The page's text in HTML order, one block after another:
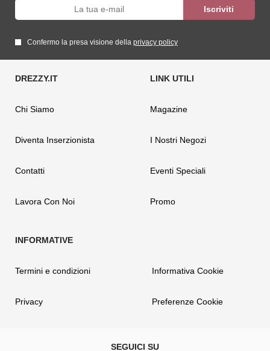
Confermo la presa visione della privacy policy
Chi Siamo
Diventa Inserzionista
Contatti
Lavora Con Noi
Magazine
I Nostri Negozi
Eventi Speciali
Promo
Termini e condizioni
Privacy
Informativa Cookie
Preferenze Cookie